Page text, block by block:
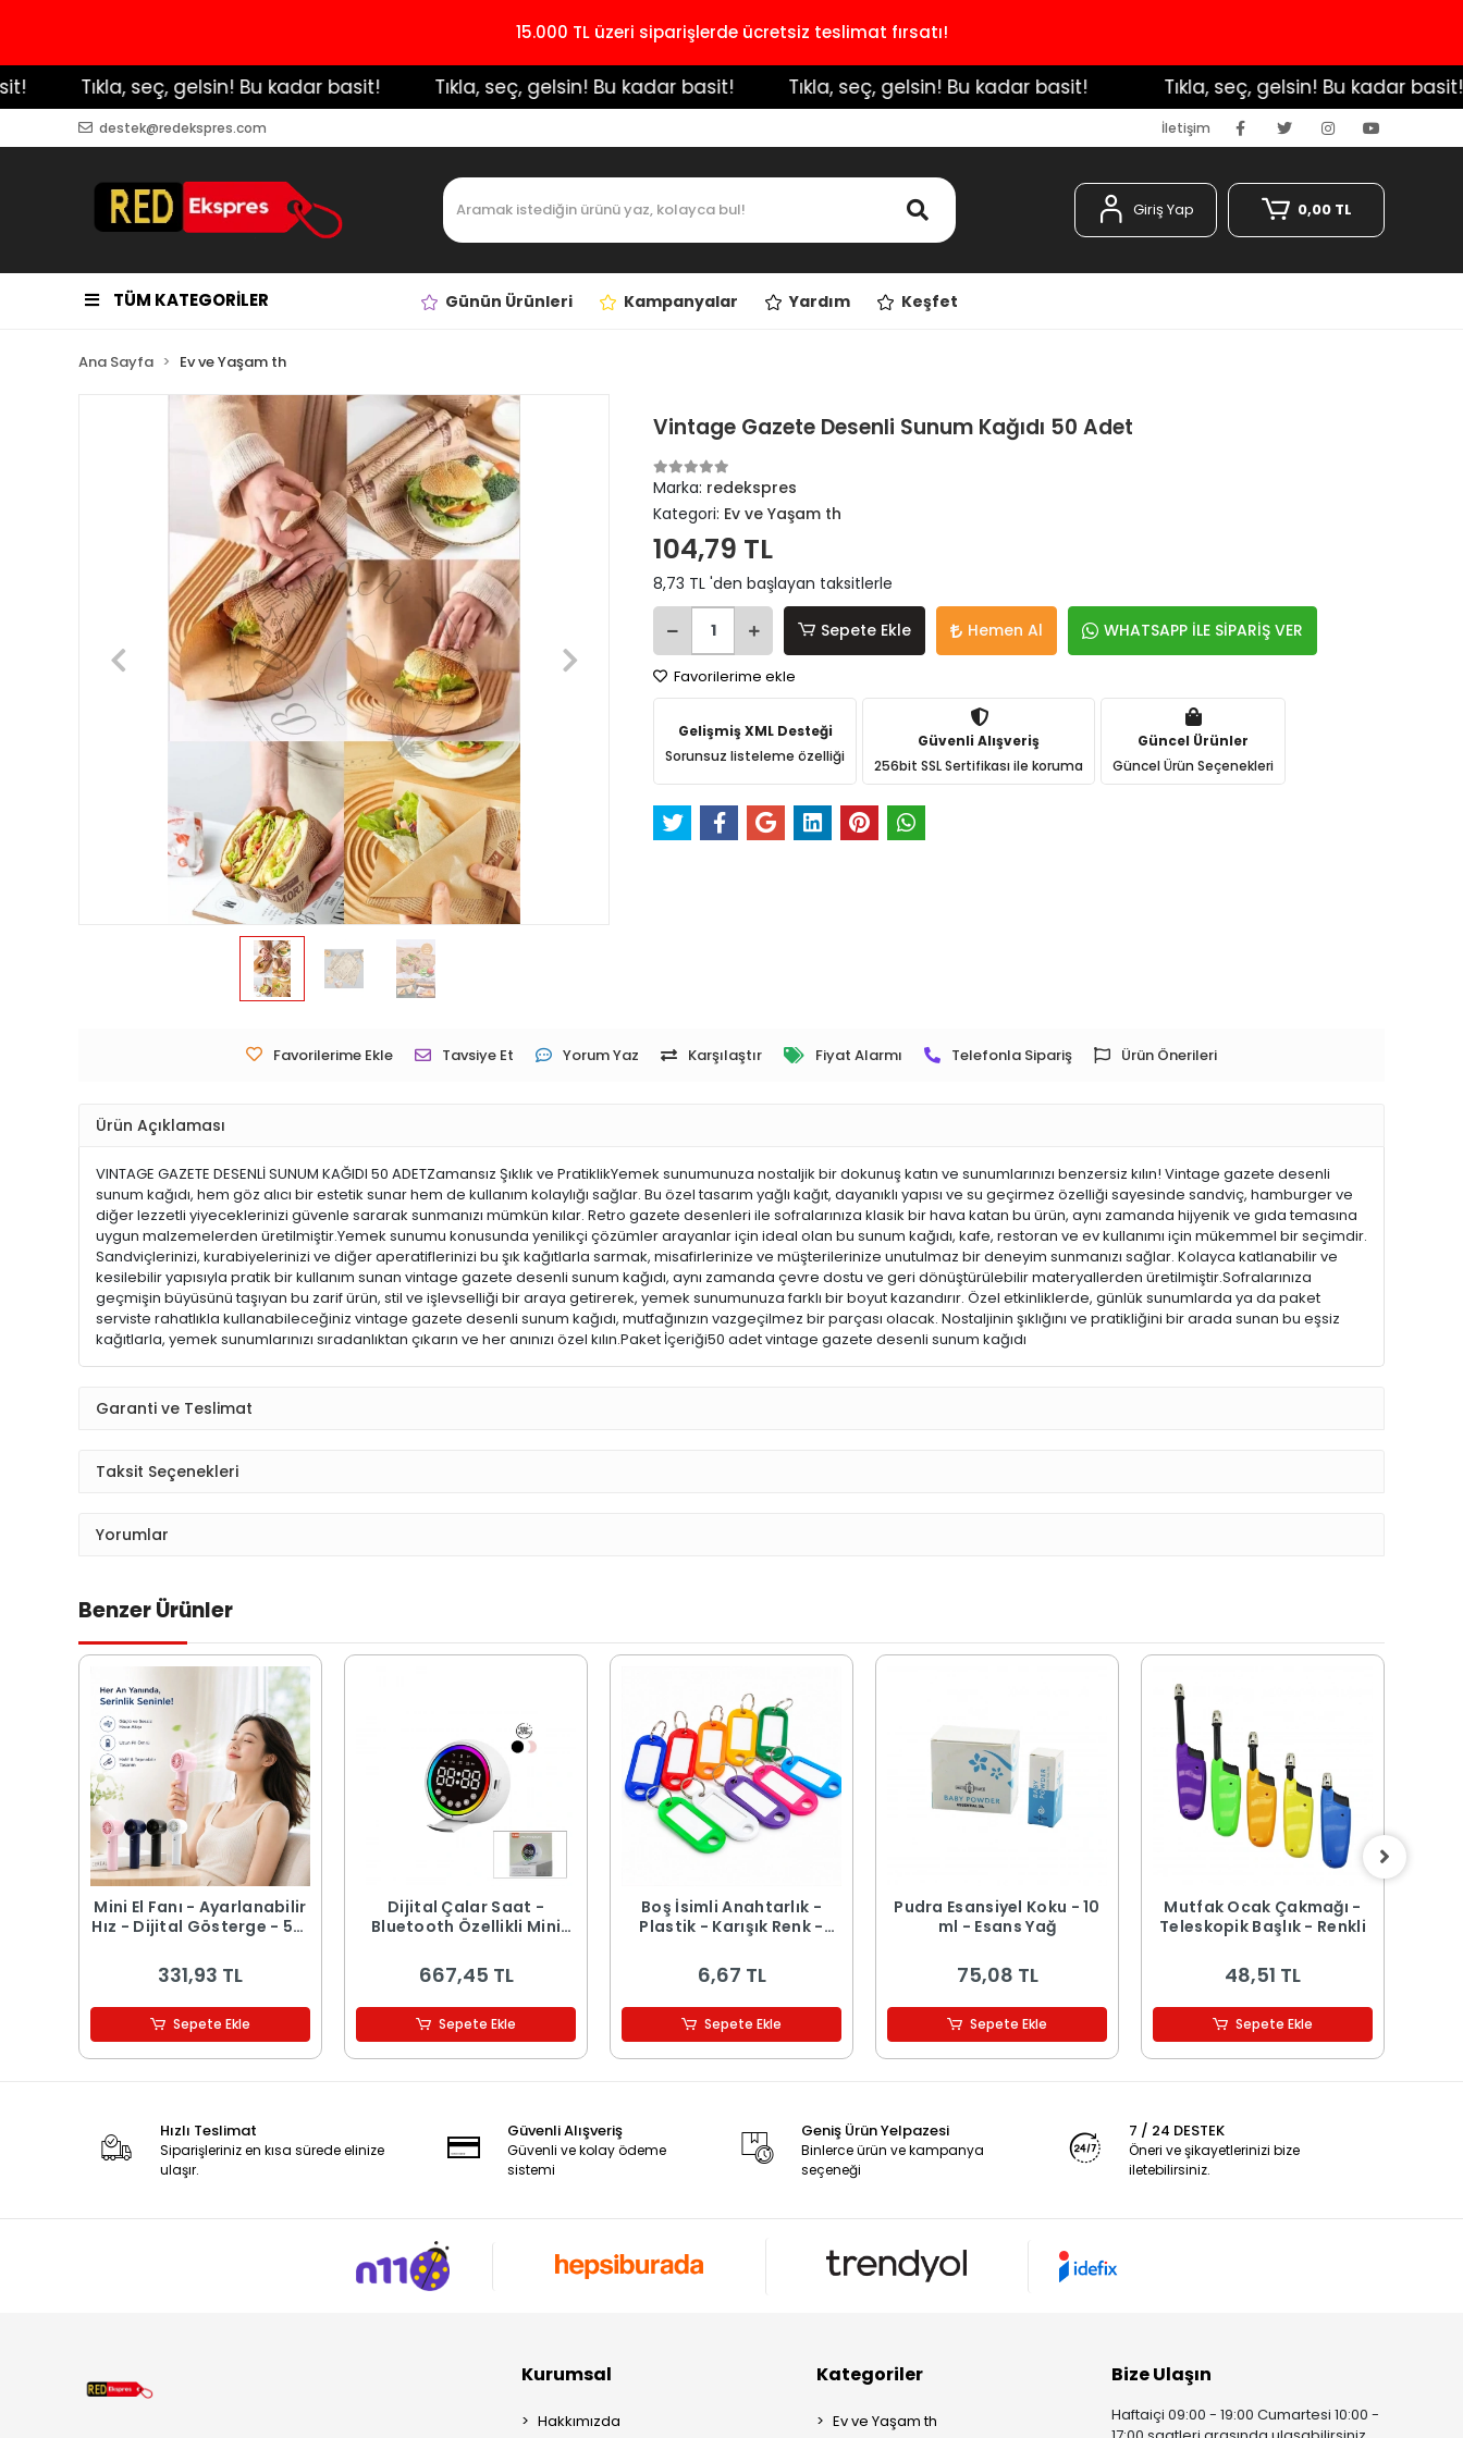
15.000 TL üzeri siparişlerde ücretsiz teslimat fırsatı!
️ Tıkla, seç, gelsin! Bu kadar basit! ️ Tıkla, seç, gelsin! Bu kadar basit! ️ Tıkla, seç, gelsin! Bu kadar basit! ️ Tıkla, seç, gelsin! Bu kadar basit!
destek@redekspres.com İletişim
Giriş Yap 0,00 TL
TÜM KATEGORİLER Günün Ürünleri Kampanyalar Yardım Keşfet
Ana Sayfa Ev ve Yaşam th
Vintage Gazete Desenli Sunum Kağıdı 50 Adet
Marka: redekspres
Kategori: Ev ve Yaşam th
104,79 TL
8,73 TL 'den başlayan taksitlerle
Sepete Ekle Hemen Al WHATSAPP İLE SİPARİŞ VER
Favorilerime ekle
Gelişmiş XML Desteği
Sorunsuz listeleme özelliği
Güvenli Alışveriş
256bit SSL Sertifikası ile koruma
Güncel Ürünler
Güncel Ürün Seçenekleri
Favorilerime Ekle Tavsiye Et Yorum Yaz Karşılaştır Fiyat Alarmı Telefonla Sipariş Ürün Önerileri
Ürün Açıklaması
VINTAGE GAZETE DESENLİ SUNUM KAĞIDI 50 ADETZamansız Şıklık ve PratiklikYemek sunumunuza nostaljik bir dokunuş katın ve sunumlarınızı benzersiz kılın! Vintage gazete desenli
sunum kağıdı, hem göz alıcı bir estetik sunar hem de kullanım kolaylığı sağlar. Bu özel tasarım yağlı kağıt, dayanıklı yapısı ve su geçirmez özelliği sayesinde sandviç, hamburger ve
diğer lezzetli yiyeceklerinizi güvenle sararak sunmanızı mümkün kılar. Retro gazete desenleri ile sofralarınıza klasik bir hava katan bu ürün, aynı zamanda hijyenik ve gıda temasına
uygun malzemelerden üretilmiştir.Yemek sunumu konusunda yenilikçi çözümler arayanlar için ideal olan bu sunum kağıdı, kafe, restoran ve ev kullanımı için mükemmel bir seçimdir.
Sandviçlerinizi, kurabiyelerinizi ve diğer aperatiflerinizi bu şık kağıtlarla sarmak, misafirlerinize ve müşterilerinize unutulmaz bir deneyim sunmanızı sağlar. Kolayca katlanabilir ve
kesilebilir yapısıyla pratik bir kullanım sunan vintage gazete desenli sunum kağıdı, aynı zamanda çevre dostu ve geri dönüştürülebilir materyallerden üretilmiştir.Sofralarınıza
geçmişin büyüsünü taşıyan bu zarif ürün, stil ve işlevselliği bir araya getirerek, yemek sunumunuza farklı bir boyut kazandırır. Özel etkinliklerde, günlük sunumlarda ya da paket
serviste rahatlıkla kullanabileceğiniz vintage gazete desenli sunum kağıdı, mutfağınızın vazgeçilmez bir parçası olacak. Nostaljinin şıklığını ve pratikliğini bir arada sunan bu eşsiz
kağıtlarla, yemek sunumlarınızı sıradanlıktan çıkarın ve her anınızı özel kılın.Paket İçeriği50 adet vintage gazete desenli sunum kağıdı
Garanti ve Teslimat
Taksit Seçenekleri
Yorumlar
Benzer Ürünler
Mini El Fanı - Ayarlanabilir
Hız - Dijital Gösterge - 5W
331,93 TL
Sepete Ekle
Dijital Çalar Saat -
Bluetooth Özellikli Mini
Işıklı
667,45 TL
Sepete Ekle
Boş İsimli Anahtarlık -
Plastik - Karışık Renk -
6,67 TL
Sepete Ekle
Pudra Esansiyel Koku - 10
ml - Esans Yağ
75,08 TL
Sepete Ekle
Mutfak Ocak Çakmağı -
Teleskopik Başlık - Renkli
48,51 TL
Sepete Ekle
Hızlı Teslimat
Siparişleriniz en kısa sürede elinize
ulaşır.
Güvenli Alışveriş
Güvenli ve kolay ödeme
sistemi
Geniş Ürün Yelpazesi
Binlerce ürün ve kampanya
seçeneği
7 / 24 DESTEK
Öneri ve şikayetlerinizi bize
iletebilirsiniz.
Kurumsal
Hakkımızda
Kategoriler
Ev ve Yaşam th
Bize Ulaşın
Haftaiçi 09:00 - 19:00 Cumartesi 10:00 -